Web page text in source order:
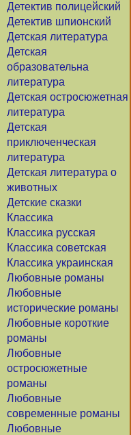
Детектив полицейский
Детектив шпионский
Детская литература
Детская
образовательна
литература
Детская остросюжетная
литература
Детская
приключенческая
литература
Детская литература о
животных
Детские сказки
Классика
Классика русская
Классика советская
Классика украинская
Любовные романы
Любовные
исторические романы
Любовные короткие
романы
Любовные
остросюжетные
романы
Любовные
современные романы
Любовные